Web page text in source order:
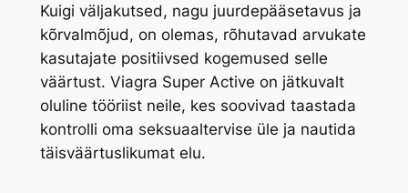
Kuigi väljakutsed, nagu juurdepääsetavus ja
kõrvalmõjud, on olemas, rõhutavad arvukate
kasutajate positiivsed kogemused selle
väärtust. Viagra Super Active on jätkuvalt
oluline tööriist neile, kes soovivad taastada
kontrolli oma seksuaaltervise üle ja nautida
täisväärtuslikumat elu.